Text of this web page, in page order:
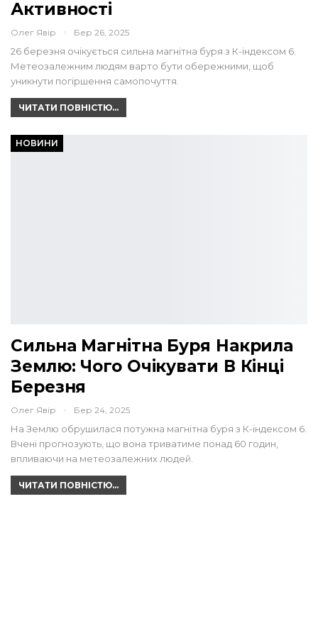
Активності
Олег Явір Бер 26, 2025
26 березня очікується сильна магнітна буря з К-індексом 6.
Метеозалежним людям варто бути обережними, щоб
уникнути погіршення самопочуття.
ЧИТАТИ ПОВНІСТЮ...
НОВИНИ
Сильна Магнітна Буря Накрила
Землю: Чого Очікувати В Кінці
Березня
Олег Явір Бер 24, 2025
На Землю обрушилася потужна магнітна буря з К-індексом 6.
Вчені прогнозують, що вона триватиме понад 60 годин,
впливаючи на метеозалежних людей.
ЧИТАТИ ПОВНІСТЮ...